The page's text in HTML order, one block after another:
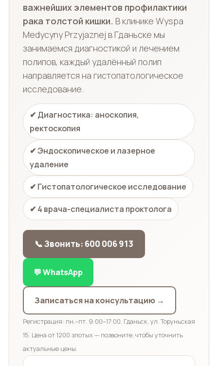
важнейших элементов профилактики
рака толстой кишки. В клинике Wyspa
Medycyny Przyjaznej в Гданьске мы
занимаемся диагностикой и лечением
полипов, каждый удалённый полип
направляется на гистопатологическое
исследование.
✔ Диагностика: аноскопия,
ректоскопия
✔ Эндоскопическое и лазерное
удаление
✔ Гистопатологическое исследование
✔ 4 врача-специалиста проктолога
📞 Звонить: 600 006 913
💬 WhatsApp
Записаться на консультацию →
Регистрация: пн.–пт. 9:00–17:00. Гданьск, ул. Торуньская
15. Цена от 1200 злотых — позвоните, чтобы уточнить
актуальные цены.